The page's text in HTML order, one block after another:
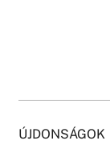
ÚJDONSÁGOK